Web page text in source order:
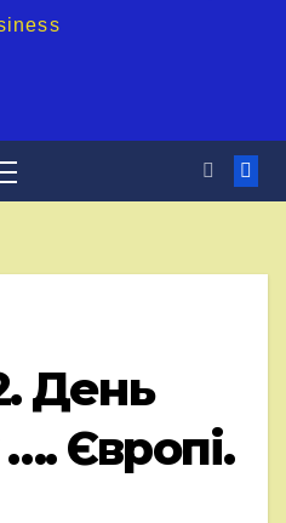
День
Європі.